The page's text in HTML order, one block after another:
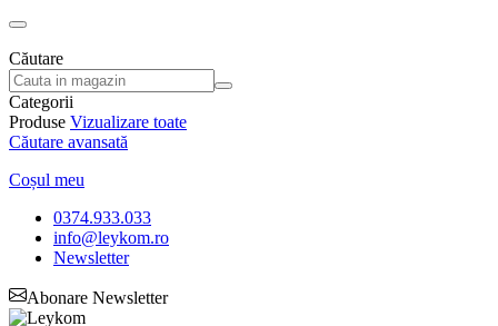
Căutare
Categorii
Produse Vizualizare toate
Căutare avansată
Coșul meu
0374.933.033
info@leykom.ro
Newsletter
Abonare Newsletter